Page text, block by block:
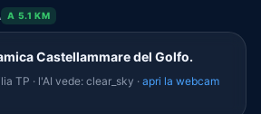
A 5.1 KM
Castellammare del Golfo.
TP · l'AI vede: clear_sky · apri la webcam